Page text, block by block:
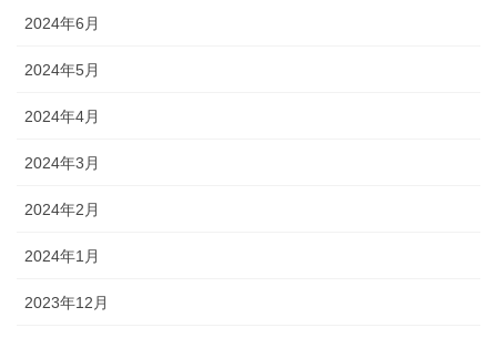
2024年6月
2024年5月
2024年4月
2024年3月
2024年2月
2024年1月
2023年12月